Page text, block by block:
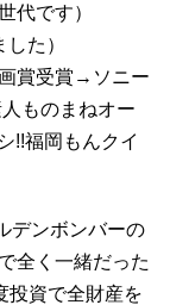
代です）
た）
賞受賞→ソニー
ものまねオー
!!福岡もんクイ
デンボンバーの
全く一緒だった
投資で全財産を